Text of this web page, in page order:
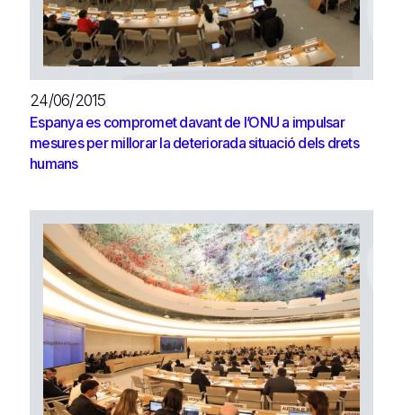
24/06/2015
Espanya es compromet davant de l’ONU a impulsar
mesures per millorar la deteriorada situació dels drets
humans